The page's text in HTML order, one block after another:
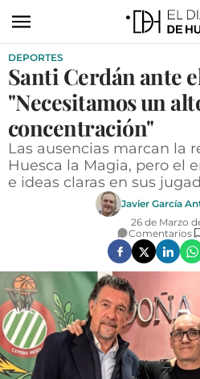
ACTUALIDAD
ECONOMÍA
TURISMO
AGROALIMENTACIÓN
SOCIEDAD
OPINIÓN
GALERÍAS
VÍDEOS
DEPORTES
Santi Cerdán ante
"Necesitamos un
concentración"
Las ausencias marcan la
Huesca la Magia, pero el
e ideas claras en sus
Javier García
26 de Marzo
Comentarios